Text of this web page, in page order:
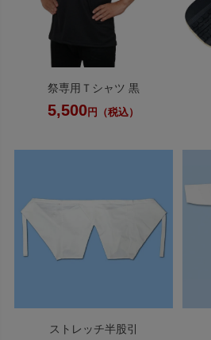
祭専用Ｔシャツ 黒
5,500 円（税込）
ストレッチ半股引